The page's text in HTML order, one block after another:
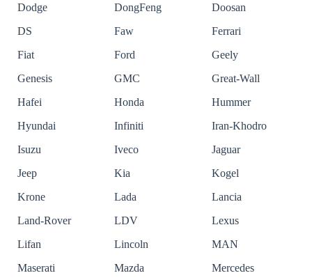
Dodge
DongFeng
Doosan
DS
Faw
Ferrari
Fiat
Ford
Geely
Genesis
GMC
Great-Wall
Hafei
Honda
Hummer
Hyundai
Infiniti
Iran-Khodro
Isuzu
Iveco
Jaguar
Jeep
Kia
Kogel
Krone
Lada
Lancia
Land-Rover
LDV
Lexus
Lifan
Lincoln
MAN
Maserati
Mazda
Mercedes